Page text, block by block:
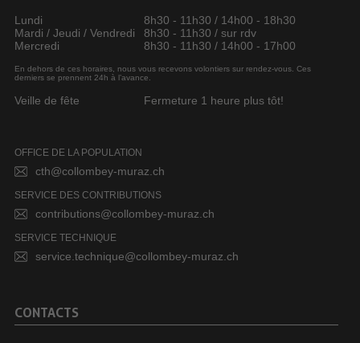
Lundi
8h30 - 11h30 / 14h00 - 18h30
Mardi / Jeudi / Vendredi
8h30 - 11h30 / sur rdv
Mercredi
8h30 - 11h30 / 14h00 - 17h00
En dehors de ces horaires, nous vous recevons volontiers sur rendez-vous. Ces
derniers se prennent 24h à l’avance.
Veille de fête Fermeture 1 heure plus tôt!
OFFICE DE LA POPULATION
cth@collombey-muraz.ch
SERVICE DES CONTRIBUTIONS
contributions@collombey-muraz.ch
SERVICE TECHNIQUE
service.technique@collombey-muraz.ch
CONTACTS